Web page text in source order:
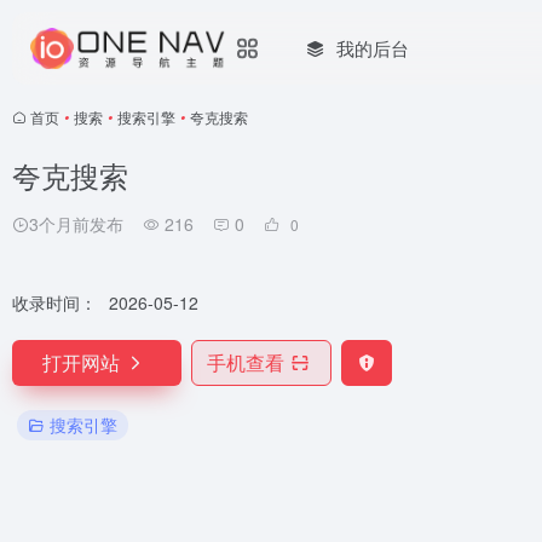
我的后台
首页 • 搜索 • 搜索引擎 • 夸克搜索
夸克搜索
3个月前发布 216 0 0
收录时间： 2026-05-12
打开网站 手机查看
搜索引擎